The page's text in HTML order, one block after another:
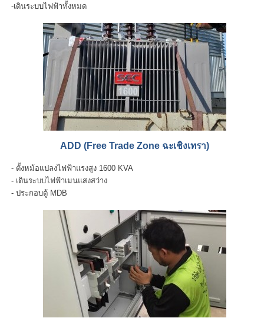
-เดินระบบไฟฟ้าทั้งหมด
ADD (Free Trade Zone ฉะเชิงเทรา)
- ตั้งหม้อแปลงไฟฟ้าแรงสูง 1600 KVA
- เดินระบบไฟฟ้าเมนแสงสว่าง
- ประกอบตู้ MDB